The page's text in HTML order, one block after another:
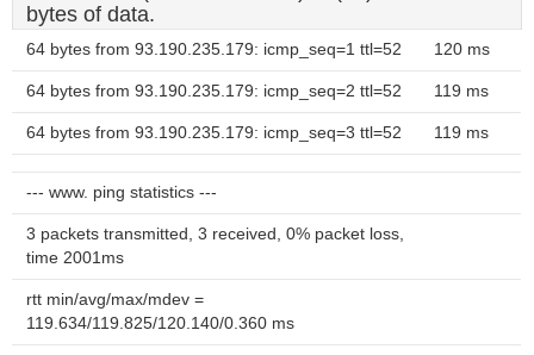
bytes of data.
64 bytes from 93.190.235.179: icmp_seq=1 ttl=52 120 ms
64 bytes from 93.190.235.179: icmp_seq=2 ttl=52 119 ms
64 bytes from 93.190.235.179: icmp_seq=3 ttl=52 119 ms
--- www. ping statistics ---
3 packets transmitted, 3 received, 0% packet loss,
time 2001ms
rtt min/avg/max/mdev =
119.634/119.825/120.140/0.360 ms